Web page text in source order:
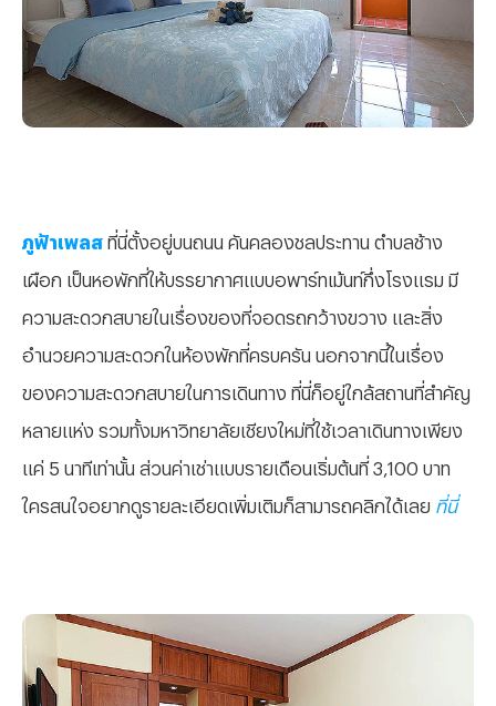
ภูฟ้าเพลส ที่นี่ตั้งอยู่บนถนน คันคลองชลประทาน ตำบลช้าง
เผือก เป็นหอพักที่ให้บรรยากาศแบบอพาร์ทเม้นท์กึ่งโรงแรม มี
ความสะดวกสบายในเรื่องของที่จอดรถกว้างขวาง และสิ่ง
อำนวยความสะดวกในห้องพักที่ครบครัน นอกจากนี้ในเรื่อง
ของความสะดวกสบายในการเดินทาง ที่นี่ก็อยู่ใกล้สถานที่สำคัญ
หลายแห่ง รวมทั้งมหาวิทยาลัยเชียงใหม่ที่ใช้เวลาเดินทางเพียง
แค่ 5 นาทีเท่านั้น ส่วนค่าเช่าแบบรายเดือนเริ่มต้นที่ 3,100 บาท
ใครสนใจอยากดูรายละเอียดเพิ่มเติมก็สามารถคลิกได้เลย ที่นี่